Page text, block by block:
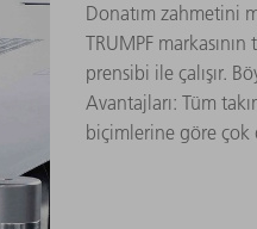
Donatım zahmetini
TRUMPF
prensibi ile çalışır.
Avantajları: Tüm
biçimlerine göre çok